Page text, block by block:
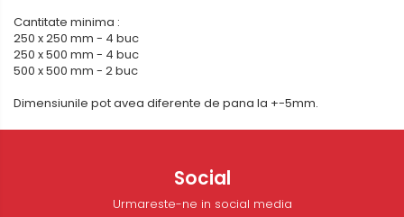
Cantitate minima :
250 x 250 mm - 4 buc
250 x 500 mm - 4 buc
500 x 500 mm - 2 buc
Dimensiunile pot avea diferente de pana la +-5mm.
Social
Urmareste-ne in social media